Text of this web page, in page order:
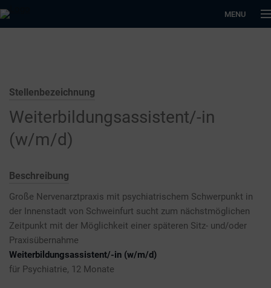
MENU
Stellenbezeichnung
Weiterbildungsassistent/-in
(w/m/d)
Beschreibung
Große Nervenarztpraxis mit psychiatrischem Schwerpunkt in
der Innenstadt von Schweinfurt sucht zum nächstmöglichen
Zeitpunkt mit der Möglichkeit einer späteren Sitz- und/oder
Praxisübernahme
Weiterbildungsassistent/-in (w/m/d)
für Psychiatrie, 12 Monate